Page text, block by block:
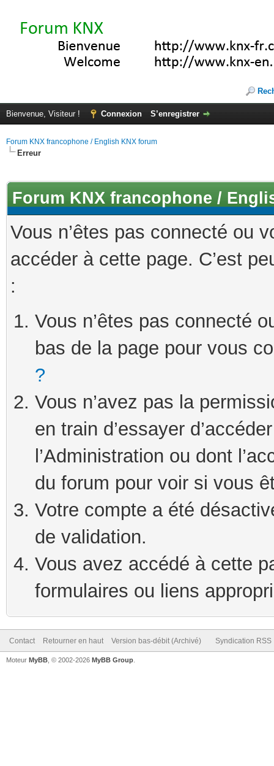
Bienvenue, Visiteur ! Connexion S’enregistrer
Forum KNX francophone / English KNX forum
Erreur
Forum KNX francophone /
Vous n’êtes pas connecté ou
accéder à cette page. C’est
:
Vous n’êtes pas connecté
bas de la page pour vous
?
Vous n’avez pas la
en train d’essayer
l’Administration ou dont
du forum pour voir si vous
Votre compte a été
de validation.
Vous avez accédé à cette
formulaires ou liens
Contact Retourner en haut Version bas-débit (Archivé) Syndication RSS
Moteur MyBB , © 2002-2026 MyBB Group